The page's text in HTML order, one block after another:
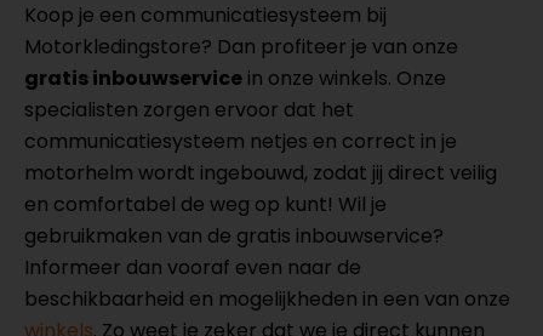
Koop je een communicatiesysteem bij
Motorkledingstore? Dan profiteer je van onze
gratis inbouwservice in onze winkels. Onze
specialisten zorgen ervoor dat het
communicatiesysteem netjes en correct in je
motorhelm wordt ingebouwd, zodat jij direct veilig
en comfortabel de weg op kunt! Wil je
gebruikmaken van de gratis inbouwservice?
Informeer dan vooraf even naar de
beschikbaarheid en mogelijkheden in een van onze